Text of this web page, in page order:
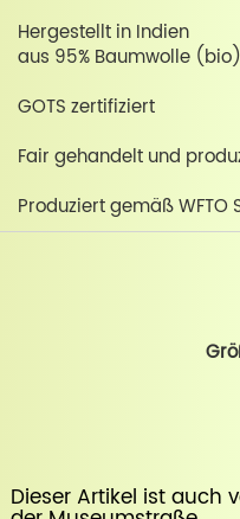
Hergestellt in Indien
aus 95% Baumwolle
GOTS zertifiziert
Fair gehandelt und
Produziert gemäß
Dieser Artikel ist auch